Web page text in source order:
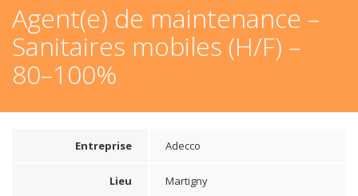
Agent(e) de maintenance –
Sanitaires mobiles (H/F) –
80–100%
Entreprise Adecco
Lieu Martigny